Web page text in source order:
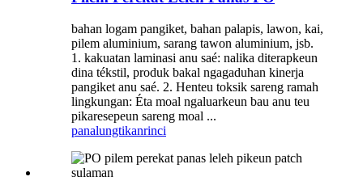
bahan logam pangiket, bahan palapis, lawon, kai,
pilem aluminium, sarang tawon aluminium, jsb.
1. kakuatan laminasi anu saé: nalika diterapkeun
dina tékstil, produk bakal ngagaduhan kinerja
pangiket anu saé. 2. Henteu toksik sareng ramah
lingkungan: Éta moal ngaluarkeun bau anu teu
pikaresepeun sareng moal ...
panalungtikanrinci